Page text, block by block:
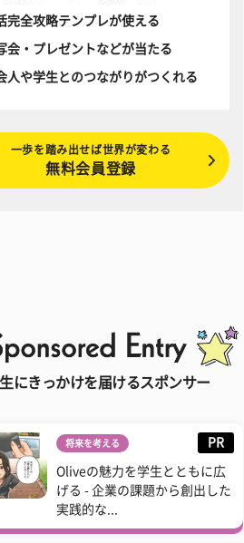
完全攻略テンプレが使える
会・プレゼントなどが当たる
人や学生とのつながりがつくれる
一歩を踏み出せば世界が変わる
無料会員登録
にきっかけを届けるスポンサー
将来を考える PR
Oliveの魅力を学生とともに広
げる - 企業の課題から創出した
実践的な...